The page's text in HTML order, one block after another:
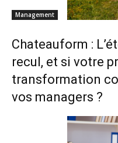
Management
Chateauform :
recul, et si votre
transformation
vos managers ?